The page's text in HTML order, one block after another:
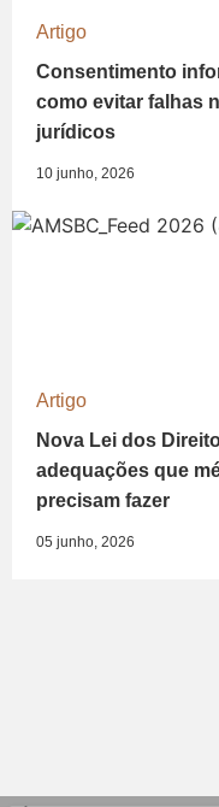
Artigo
Consentimento
como evitar falhas
jurídicos
10 junho, 2026
Artigo
Nova Lei dos
adequações que
precisam fazer
05 junho, 2026